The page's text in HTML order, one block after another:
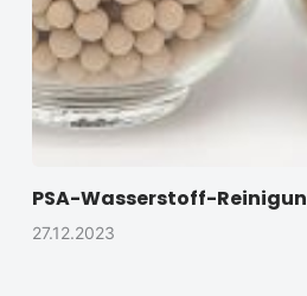
PSA-Wasserstoff-
27.12.2023